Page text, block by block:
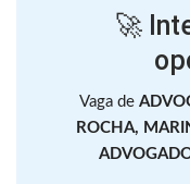
🚀
Vaga de
ROCHA,